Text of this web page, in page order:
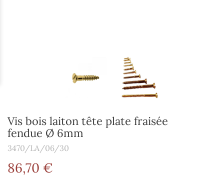
Vis bois laiton tête plate fraisée
fendue Ø 6mm
3470/LA/06/30
86,70 €